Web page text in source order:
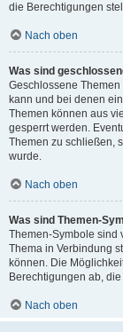
die Berechtigungen
Nach oben
Was sind
Geschlossene
kann und bei denen
Themen können aus
gesperrt werden.
Themen zu schließen,
wurde.
Nach oben
Was sind Themen-
Themen-Symbole sind
Thema in Verbindung
können. Die
Berechtigungen ab,
Nach oben